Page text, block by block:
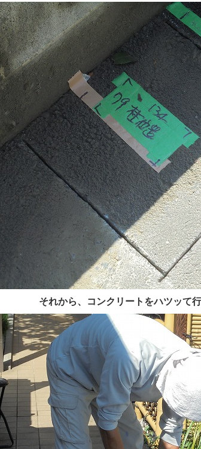
それから、コンクリートをハツッて